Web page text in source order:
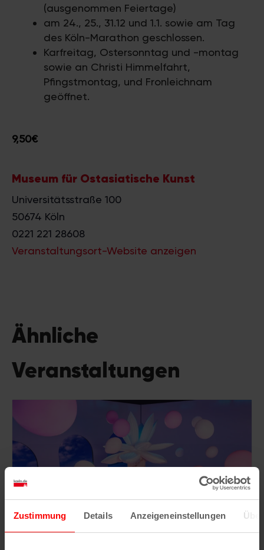
Zustimmung Details Anzeigeneinstellungen
(ausgenommen Feiertage)
am 24., 25., 31.12 und 1.1. sowie am Tag
des Köln-Marathon geschlossen.
Karfreitag, Ostersonntag und -montag
sowie an Christi Himmelfahrt,
Pfingstmontag, und Fronleichnam
geöffnet.
9,50€
Museum für Ostasiatische Kunst
Universitätsstraße 100
50674 Köln
0221 221 28608
Veranstaltungsort-Website anzeigen
Ähnliche
Veranstaltungen